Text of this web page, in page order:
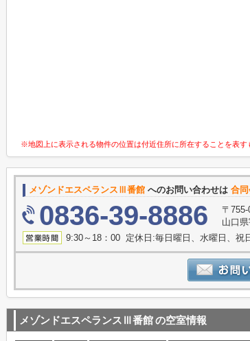
※地図上に表示される物件の位置は付近住所に所在することを表
メゾンドエスペランスⅢ番館 へのお問い合わせは 合
0836-39-8886
〒755-
山口
9:30～18：00 定休日:毎日曜日、水曜日、祝
メゾンドエスペランスⅢ番館の空室情報